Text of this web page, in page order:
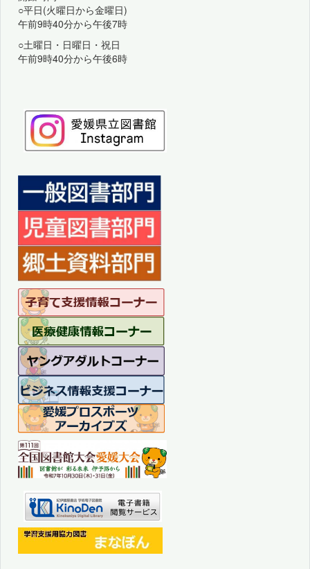
○平日(火曜日から金曜日)
午前9時40分から午後7時
○土曜日・日曜日・祝日
午前9時40分から午後6時